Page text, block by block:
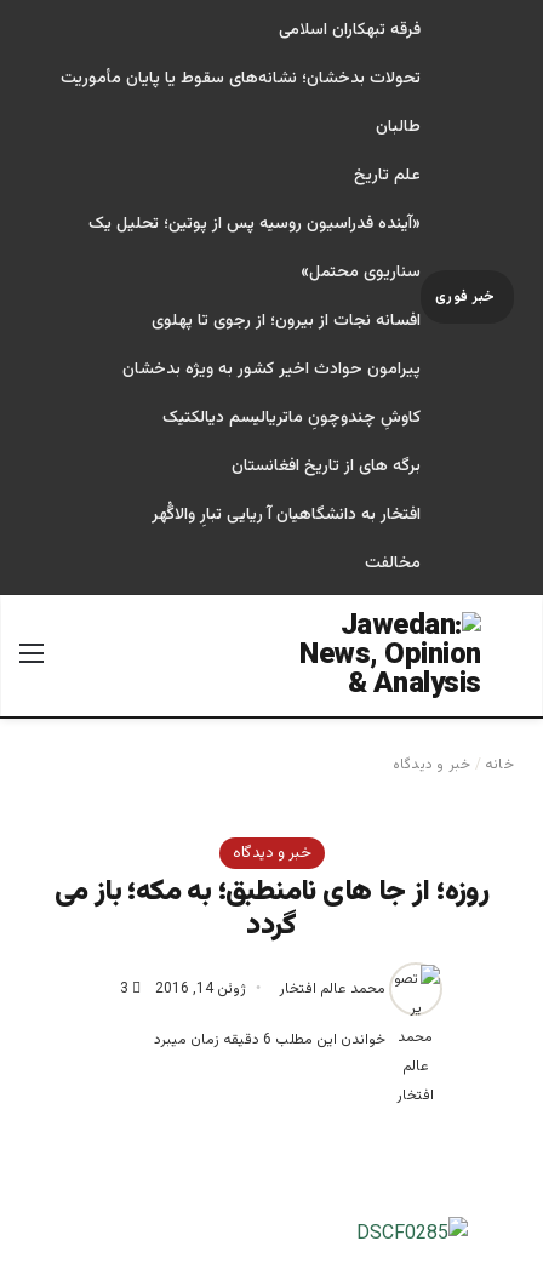
خبر فوری
فرقه تبهکاران اسلامی
تحولات بدخشان؛ نشانه‌های سقوط یا پایان مأموریت
طالبان
علم تاریخ
«آینده فدراسیون روسیه پس از پوتین؛ تحلیل یک
سناریوی محتمل»
افسانه نجات از بیرون؛ از رجوی تا پهلوی
پیرامون حوادث اخیر کشور به ویژه بدخشان
کاوشِ چندو‌چونِ ماتریالیسم دیالکتیک
برگه های از تاریخ افغانستان
افتخار به دانشگاهیان آ ریایی تبارِ والاگُهر
مخالفت
جستجو برای
خانه / خبر و دیدگاه
خبر و دیدگاه
روزه؛ از جا های نامنطبق؛ به مکه؛ باز می
گردد
محمد عالم افتخار ژوئن 14, 2016 3
خواندن این مطلب 6 دقیقه زمان میبرد